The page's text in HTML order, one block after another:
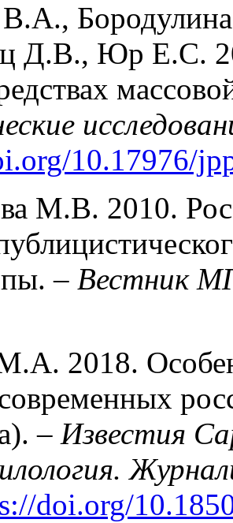
В.А.,
Д.В., Юр Е.С.
10.17976/
М.В. 2010.
– Вестник
2018.
– Известия
doi.org/